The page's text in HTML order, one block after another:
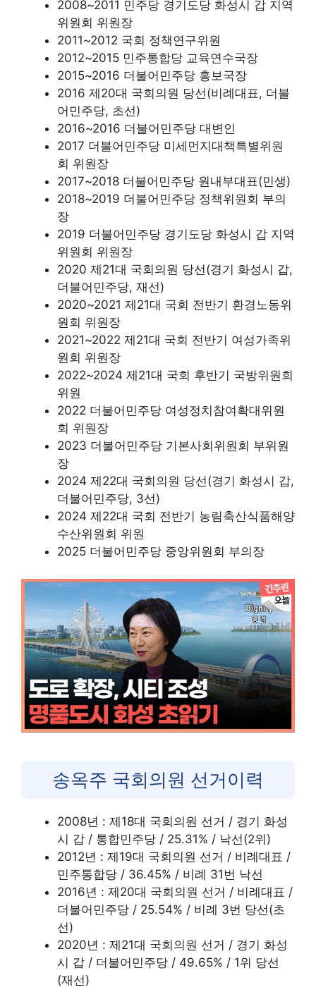
2008~2011 민주당 경기도당 화성시 갑 지역
위원회 위원장
2011~2012 국회 정책연구위원
2012~2015 민주통합당 교육연수국장
2015~2016 더불어민주당 홍보국장
2016 제20대 국회의원 당선(비례대표, 더불
어민주당, 초선)
2016~2016 더불어민주당 대변인
2017 더불어민주당 미세먼지대책특별위원
회 위원장
2017~2018 더불어민주당 원내부대표(민생)
2018~2019 더불어민주당 정책위원회 부의
장
2019 더불어민주당 경기도당 화성시 갑 지역
위원회 위원장
2020 제21대 국회의원 당선(경기 화성시 갑,
더불어민주당, 재선)
2020~2021 제21대 국회 전반기 환경노동위
원회 위원장
2021~2022 제21대 국회 전반기 여성가족위
원회 위원장
2022~2024 제21대 국회 후반기 국방위원회
위원
2022 더불어민주당 여성정치참여확대위원
회 위원장
2023 더불어민주당 기본사회위원회 부위원
장
2024 제22대 국회의원 당선(경기 화성시 갑,
더불어민주당, 3선)
2024 제22대 국회 전반기 농림축산식품해양
수산위원회 위원
2025 더불어민주당 중앙위원회 부의장
송옥주 국회의원 선거이력
2008년 : 제18대 국회의원 선거 / 경기 화성
시 갑 / 통합민주당 / 25.31% / 낙선(2위)
2012년 : 제19대 국회의원 선거 / 비례대표 /
민주통합당 / 36.45% / 비례 31번 낙선
2016년 : 제20대 국회의원 선거 / 비례대표 /
더불어민주당 / 25.54% / 비례 3번 당선(초
선)
2020년 : 제21대 국회의원 선거 / 경기 화성
시 갑 / 더불어민주당 / 49.65% / 1위 당선
(재선)